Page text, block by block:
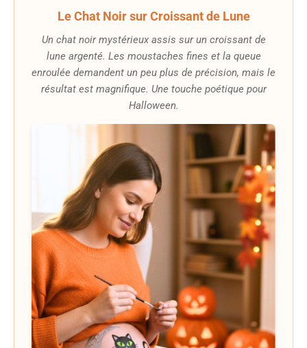
Le Chat Noir sur Croissant de Lune
Un chat noir mystérieux assis sur un croissant de
lune argenté. Les moustaches fines et la queue
enroulée demandent un peu plus de précision, mais le
résultat est magnifique. Une touche poétique pour
Halloween.